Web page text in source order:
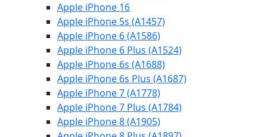
Apple iPhone 16
Apple iPhone 5s (A1457)
Apple iPhone 6 (A1586)
Apple iPhone 6 Plus (A1524)
Apple iPhone 6s (A1688)
Apple iPhone 6s Plus (A1687)
Apple iPhone 7 (A1778)
Apple iPhone 7 Plus (A1784)
Apple iPhone 8 (A1905)